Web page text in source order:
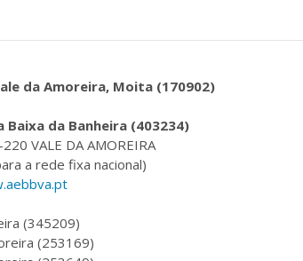
da Amoreira, Moita (170902)
da Banheira (403234)
VALE DA AMOREIRA
a rede fixa nacional)
(345209)
(253169)